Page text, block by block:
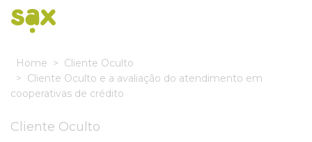
Home
Cliente Oculto
Cliente Oculto e a avaliação do atendimento em
cooperativas de crédito
Cliente Oculto